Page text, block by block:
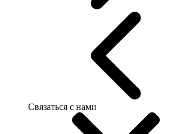
Связаться с нами